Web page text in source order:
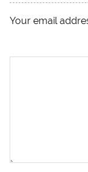
Your email